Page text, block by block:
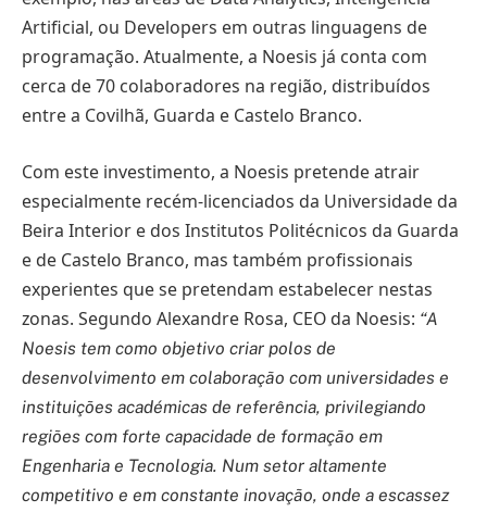
Artificial, ou Developers em outras linguagens de
programação. Atualmente, a Noesis já conta com
cerca de 70 colaboradores na região, distribuídos
entre a Covilhã, Guarda e Castelo Branco.
Com este investimento, a Noesis pretende atrair
especialmente recém-licenciados da Universidade da
Beira Interior e dos Institutos Politécnicos da Guarda
e de Castelo Branco, mas também profissionais
experientes que se pretendam estabelecer nestas
zonas. Segundo Alexandre Rosa, CEO da Noesis: “A
Noesis tem como objetivo criar polos de
desenvolvimento em colaboração com universidades e
instituições académicas de referência, privilegiando
regiões com forte capacidade de formação em
Engenharia e Tecnologia. Num setor altamente
competitivo e em constante inovação, onde a escassez